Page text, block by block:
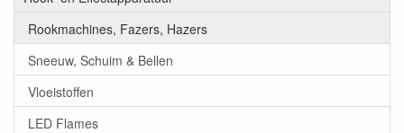
Rookmachines, Fazers, Hazers
Sneeuw, Schuim & Bellen
Vloeistoffen
LED Flames